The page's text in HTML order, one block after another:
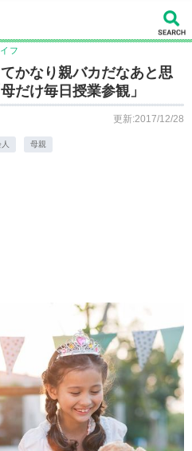
フ
かなり親バカだなあと思
だけ毎日授業参観」
更新:2017/12/28
母親